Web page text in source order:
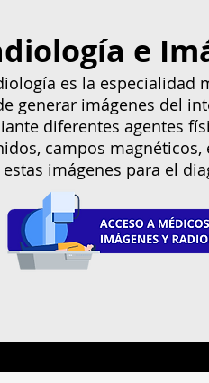
e
es la especialidad
generar imágenes del
diferentes agentes
campos magnéticos,
imágenes para el